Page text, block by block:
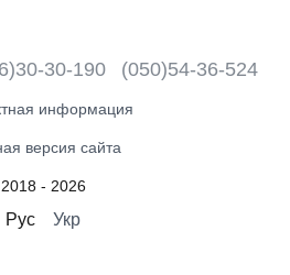
30-190 (050)54-36-524
информация
версия сайта
2018 - 2026
Рус Укр